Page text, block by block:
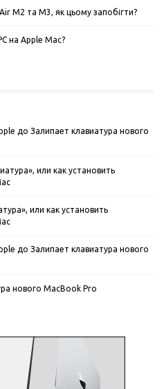
M2 та M3, як цьому запобігти?
на Apple Mac?
до Залипает клавиатура нового
или как установить
или как установить
до Залипает клавиатура нового
нового MacBook Pro